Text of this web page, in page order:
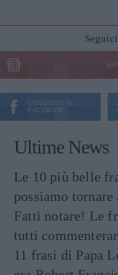
CONDIVIDI SU
FACEBOOK
Ultime News
Le 10 più belle
possiamo
Fatti notare! Le
tutti
11 frasi di Papa